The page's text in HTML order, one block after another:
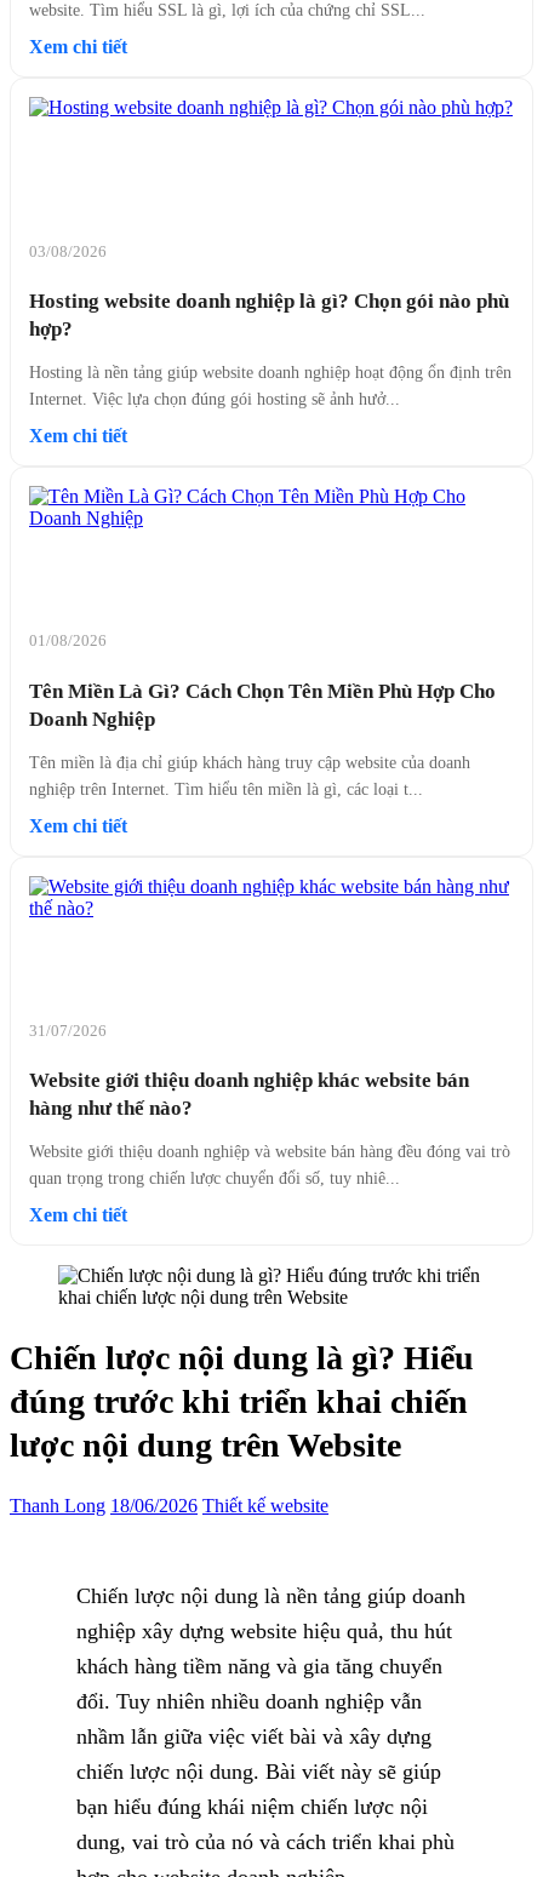
website. Tìm hiểu SSL là gì, lợi ích của chứng chỉ SSL...
Xem chi tiết
03/08/2026
Hosting website doanh nghiệp là gì? Chọn gói nào phù
hợp?
Hosting là nền tảng giúp website doanh nghiệp hoạt động ổn định trên
Internet. Việc lựa chọn đúng gói hosting sẽ ảnh hưở...
Xem chi tiết
01/08/2026
Tên Miền Là Gì? Cách Chọn Tên Miền Phù Hợp Cho
Doanh Nghiệp
Tên miền là địa chỉ giúp khách hàng truy cập website của doanh
nghiệp trên Internet. Tìm hiểu tên miền là gì, các loại t...
Xem chi tiết
31/07/2026
Website giới thiệu doanh nghiệp khác website bán
hàng như thế nào?
Website giới thiệu doanh nghiệp và website bán hàng đều đóng vai trò
quan trọng trong chiến lược chuyển đổi số, tuy nhiê...
Xem chi tiết
Chiến lược nội dung là gì? Hiểu
đúng trước khi triển khai chiến
lược nội dung trên Website
Thanh Long 18/06/2026 Thiết kế website
Chiến lược nội dung là nền tảng giúp doanh
nghiệp xây dựng website hiệu quả, thu hút
khách hàng tiềm năng và gia tăng chuyển
đổi. Tuy nhiên nhiều doanh nghiệp vẫn
nhầm lẫn giữa việc viết bài và xây dựng
chiến lược nội dung. Bài viết này sẽ giúp
bạn hiểu đúng khái niệm chiến lược nội
dung, vai trò của nó và cách triển khai phù